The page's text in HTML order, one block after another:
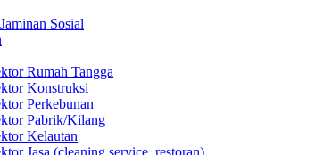
Sosial
Rumah Tangga
Konstruksi
Perkebunan
Pabrik/Kilang
Kelautan
Jasa (cleaning service, restoran)